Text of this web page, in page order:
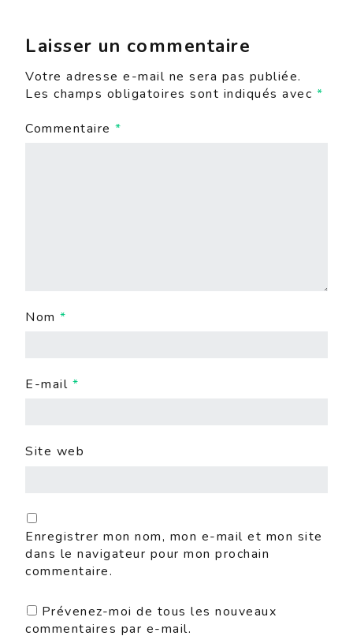
Laisser un commentaire
Votre adresse e-mail ne sera pas publiée.
Les champs obligatoires sont indiqués avec *
Commentaire *
Nom *
E-mail *
Site web
Enregistrer mon nom, mon e-mail et mon site
dans le navigateur pour mon prochain
commentaire.
Prévenez-moi de tous les nouveaux
commentaires par e-mail.